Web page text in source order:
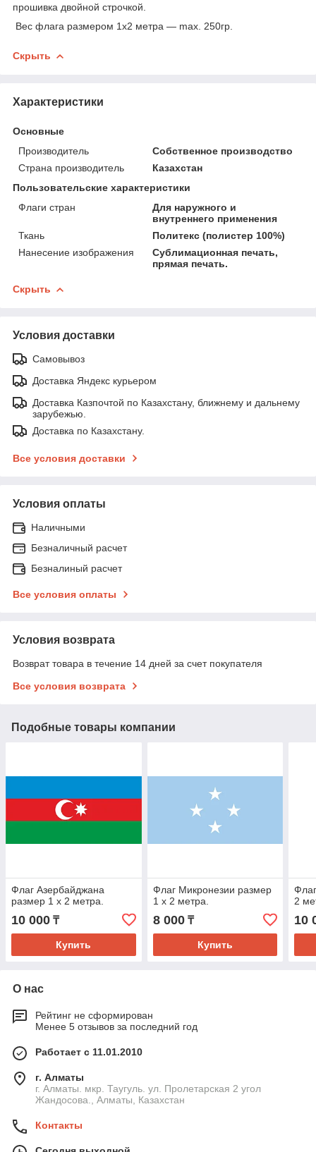
прошивка двойной строчкой.
Вес флага размером 1х2 метра ― max. 250гр.
Скрыть
Характеристики
Основные
Производитель
Собственное производство
Страна производитель
Казахстан
Пользовательские характеристики
Флаги стран
Для наружного и
внутреннего применения
Ткань
Политекс (полистер 100%)
Нанесение изображения
Сублимационная печать,
прямая печать.
Скрыть
Условия доставки
Самовывоз
Доставка Яндекс курьером
Доставка Казпочтой по Казахстану, ближнему и дальнему
зарубежью.
Доставка по Казахстану.
Все условия доставки
Условия оплаты
Наличными
Безналичный расчет
Безналиный расчет
Все условия оплаты
Условия возврата
Возврат товара в течение 14 дней за счет покупателя
Все условия возврата
Подобные товары компании
Флаг Азербайджана
размер 1 х 2 метра.
10 000 ₸
Купить
Флаг Микронезии размер
1 х 2 метра.
8 000₸
Купить
2
10
О нас
Рейтинг не сформирован
Менее 5 отзывов за последний год
Работает с 11.01.2010
г. Алматы
г. Алматы. мкр. Таугуль. ул. Пролетарская 2 угол
Жандосова., Алматы, Казахстан
Контакты